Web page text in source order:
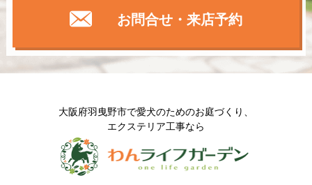
お問合せ・来店予約
大阪府羽曳野市で愛犬のためのお庭づくり、
エクステリア工事なら